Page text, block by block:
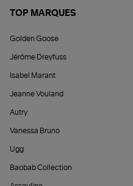
TOP MARQUES
Golden Goose
Jérôme Dreyfuss
Isabel Marant
Jeanne Vouland
Autry
Vanessa Bruno
Ugg
Baobab Collection